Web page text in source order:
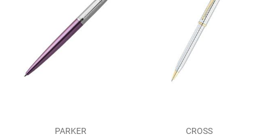
PARKER CROSS